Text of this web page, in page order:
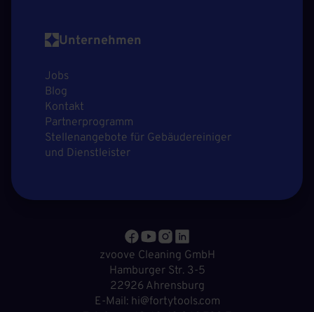
Unternehmen
Jobs
Blog
Kontakt
Partnerprogramm
Stellenangebote für Gebäudereiniger
und Dienstleister
zvoove Cleaning GmbH
Hamburger Str. 3-5
22926 Ahrensburg
E-Mail: hi@fortytools.com